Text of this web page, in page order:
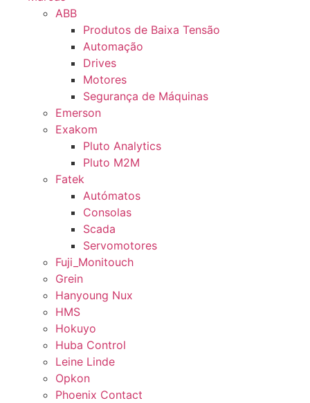
ABB
Produtos de Baixa Tensão
Automação
Drives
Motores
Segurança de Máquinas
Emerson
Exakom
Pluto Analytics
Pluto M2M
Fatek
Autómatos
Consolas
Scada
Servomotores
Fuji_Monitouch
Grein
Hanyoung Nux
HMS
Hokuyo
Huba Control
Leine Linde
Opkon
Phoenix Contact